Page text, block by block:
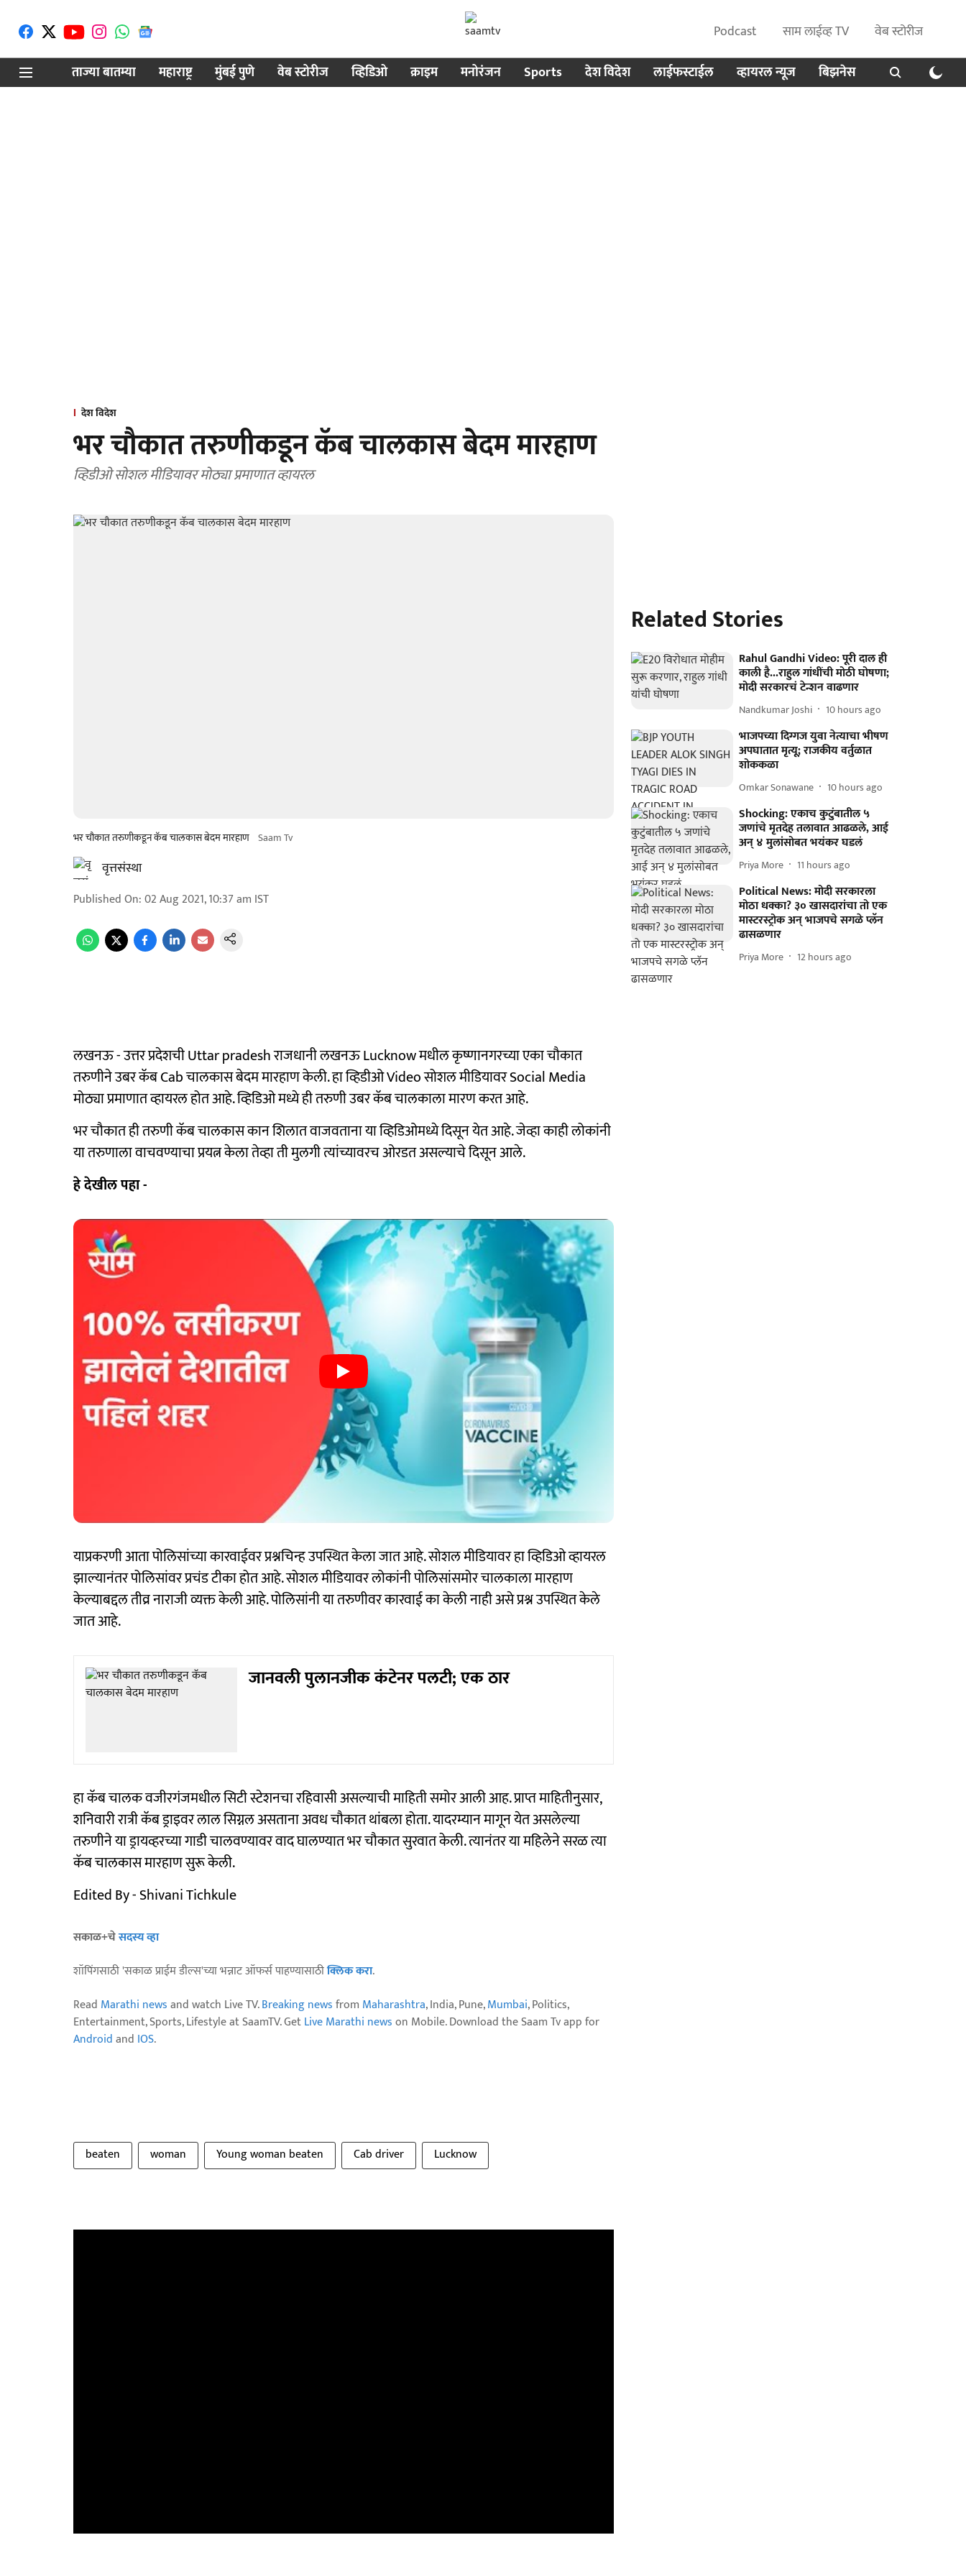
Podcast साम लाईव्ह TV
वेब स्टोरीज
ताज्या बातम्या
महाराष्ट्र मुंबई पुणे वेब स्टोरीज व्हिडिओ क्राइम मनोरंजन Sports देश विदेश लाईफस्टाईल व्हायरल न्यूज बिझनेस
देश विदेश
भर चौकात तरुणीकडून कॅब चालकास बेदम मारहाण
व्हिडीओ सोशल मीडियावर मोठ्या प्रमाणात व्हायरल
भर चौकात तरुणीकडून कॅब चालकास बेदम मारहाण Saam Tv
वृत्तसंस्था
Published On:02 Aug 2021, 10:37 am IST
लखनऊ - उत्तर प्रदेशची Uttar pradesh राजधानी लखनऊ Lucknow मधील कृष्णानगरच्या एका चौकात
तरुणीने उबर कॅब Cab चालकास बेदम मारहाण केली. हा व्हिडीओ Video सोशल मीडियावर Social Media
मोठ्या प्रमाणात व्हायरल होत आहे. व्हिडिओ मध्ये ही तरुणी उबर कॅब चालकाला मारण करत आहे.
भर चौकात ही तरुणी कॅब चालकास कान शिलात वाजवताना या व्हिडिओमध्ये दिसून येत आहे. जेव्हा काही लोकांनी
या तरुणाला वाचवण्याचा प्रयत्न केला तेव्हा ती मुलगी त्यांच्यावरच ओरडत असल्याचे दिसून आले.
हे देखील पहा -
याप्रकरणी आता पोलिसांच्या कारवाईवर प्रश्नचिन्ह उपस्थित केला जात आहे. सोशल मीडियावर हा व्हिडिओ व्हायरल
झाल्यानंतर पोलिसांवर प्रचंड टीका होत आहे. सोशल मीडियावर लोकांनी पोलिसांसमोर चालकाला मारहाण
केल्याबद्दल तीव्र नाराजी व्यक्त केली आहे. पोलिसांनी या तरुणीवर कारवाई का केली नाही असे प्रश्न उपस्थित केले
जात आहे.
जानवली पुलानजीक कंटेनर पलटी; एक ठार
हा कॅब चालक वजीरगंजमधील सिटी स्टेशनचा रहिवासी असल्याची माहिती समोर आली आह. प्राप्त माहितीनुसार,
शनिवारी रात्री कॅब ड्राइवर लाल सिग्नल असताना अवध चौकात थांबला होता. यादरम्यान मागून येत असलेल्या
तरुणीने या ड्रायव्हरच्या गाडी चालवण्यावर वाद घालण्यात भर चौकात सुरवात केली. त्यानंतर या महिलेने सरळ त्या
कॅब चालकास मारहाण सुरू केली.
Edited By - Shivani Tichkule
सकाळ+चेसदस्य व्हा
शॉपिंगसाठी 'सकाळ प्राईम डील्स'च्या भन्नाट ऑफर्स पाहण्यासाठीक्लिक करा.
Read Marathi newsand watch Live TV.Breaking newsfrom Maharashtra, India, Pune,Mumbai, Politics,
Entertainment, Sports, Lifestyle at SaamTV. GetLive Marathi newson Mobile. Download the Saam Tv app for
Androidand IOS.
beaten woman Young woman beaten Cab driver Lucknow
Related Stories
Rahul Gandhi Video: पूरी दाल ही
काली है...राहुल गांधींची मोठी घोषणा;
मोदी सरकारचं टेन्शन वाढणार
Nandkumar Joshi 10 hours ago
भाजपच्या दिग्गज युवा नेत्याचा भीषण
अपघातात मृत्यू; राजकीय वर्तुळात
शोककळा
Omkar Sonawane 10 hours ago
Shocking: एकाच कुटुंबातील ५
जणांचे मृतदेह तलावात आढळले, आई
अन् ४ मुलांसोबत भयंकर घडलं
Priya More 11 hours ago
Political News: मोदी सरकारला
मोठा धक्का? ३० खासदारांचा तो एक
मास्टरस्ट्रोक अन् भाजपचे सगळे प्लॅन
ढासळणार
Priya More 12 hours ago